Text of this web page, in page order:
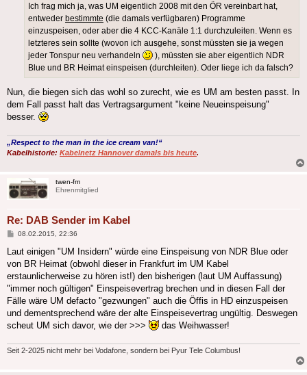
Ich frag mich ja, was UM eigentlich 2008 mit den ÖR vereinbart hat,
entweder bestimmte (die damals verfügbaren) Programme
einzuspeisen, oder aber die 4 KCC-Kanäle 1:1 durchzuleiten. Wenn es
letzteres sein sollte (wovon ich ausgehe, sonst müssten sie ja wegen
jeder Tonspur neu verhandeln
), müssten sie aber eigentlich NDR
Blue und BR Heimat einspeisen (durchleiten). Oder liege ich da falsch?
Nun, die biegen sich das wohl so zurecht, wie es UM am besten passt. In
dem Fall passt halt das Vertragsargument "keine Neueinspeisung"
besser.
„Respect to the man in the ice cream van!“
Kabelhistorie: Kabelnetz Hannover damals bis heute.
twen-fm
Ehrenmitglied
Re: DAB Sender im Kabel
Beitrag
08.02.2015, 22:36
Laut einigen "UM Insidern" würde eine Einspeisung von NDR Blue oder
von BR Heimat (obwohl dieser in Frankfurt im UM Kabel
erstaunlicherweise zu hören ist!) den bisherigen (laut UM Auffassung)
"immer noch gültigen" Einspeisevertrag brechen und in diesen Fall der
Fälle wäre UM defacto "gezwungen" auch die Öffis in HD einzuspeisen
und dementsprechend wäre der alte Einspeisevertrag ungültig. Deswegen
scheut UM sich davor, wie der >>>
das Weihwasser!
Seit 2-2025 nicht mehr bei Vodafone, sondern bei Pyur Tele Columbus!